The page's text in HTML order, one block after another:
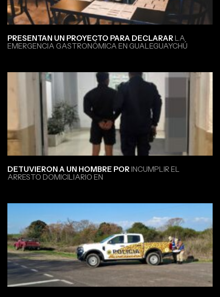
PRESENTAN UN PROYECTO PARA DECLARAR LA
EMERGENCIA GASTRONÓMICA EN GUALEGUAYCHÚ
DETUVIERON A UN HOMBRE POR INCUMPLIR EL
ARRESTO DOMICILIARIO EN